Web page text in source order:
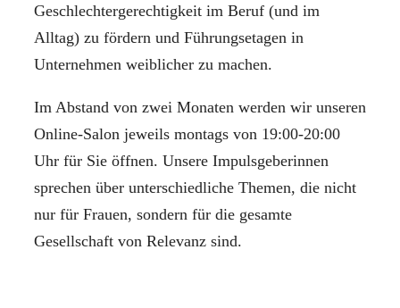
Geschlechtergerechtigkeit im Beruf (und im
Alltag) zu fördern und Führungsetagen in
Unternehmen weiblicher zu machen.
Im Abstand von zwei Monaten werden wir unseren
Online-Salon jeweils montags von 19:00-20:00
Uhr für Sie öffnen. Unsere Impulsgeberinnen
sprechen über unterschiedliche Themen, die nicht
nur für Frauen, sondern für die gesamte
Gesellschaft von Relevanz sind.